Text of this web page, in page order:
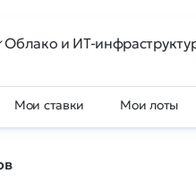
Облако и ИТ-
Мои ставки Мои лоты